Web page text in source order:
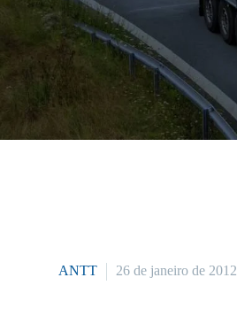
ANTT 26 de janeiro de 2012